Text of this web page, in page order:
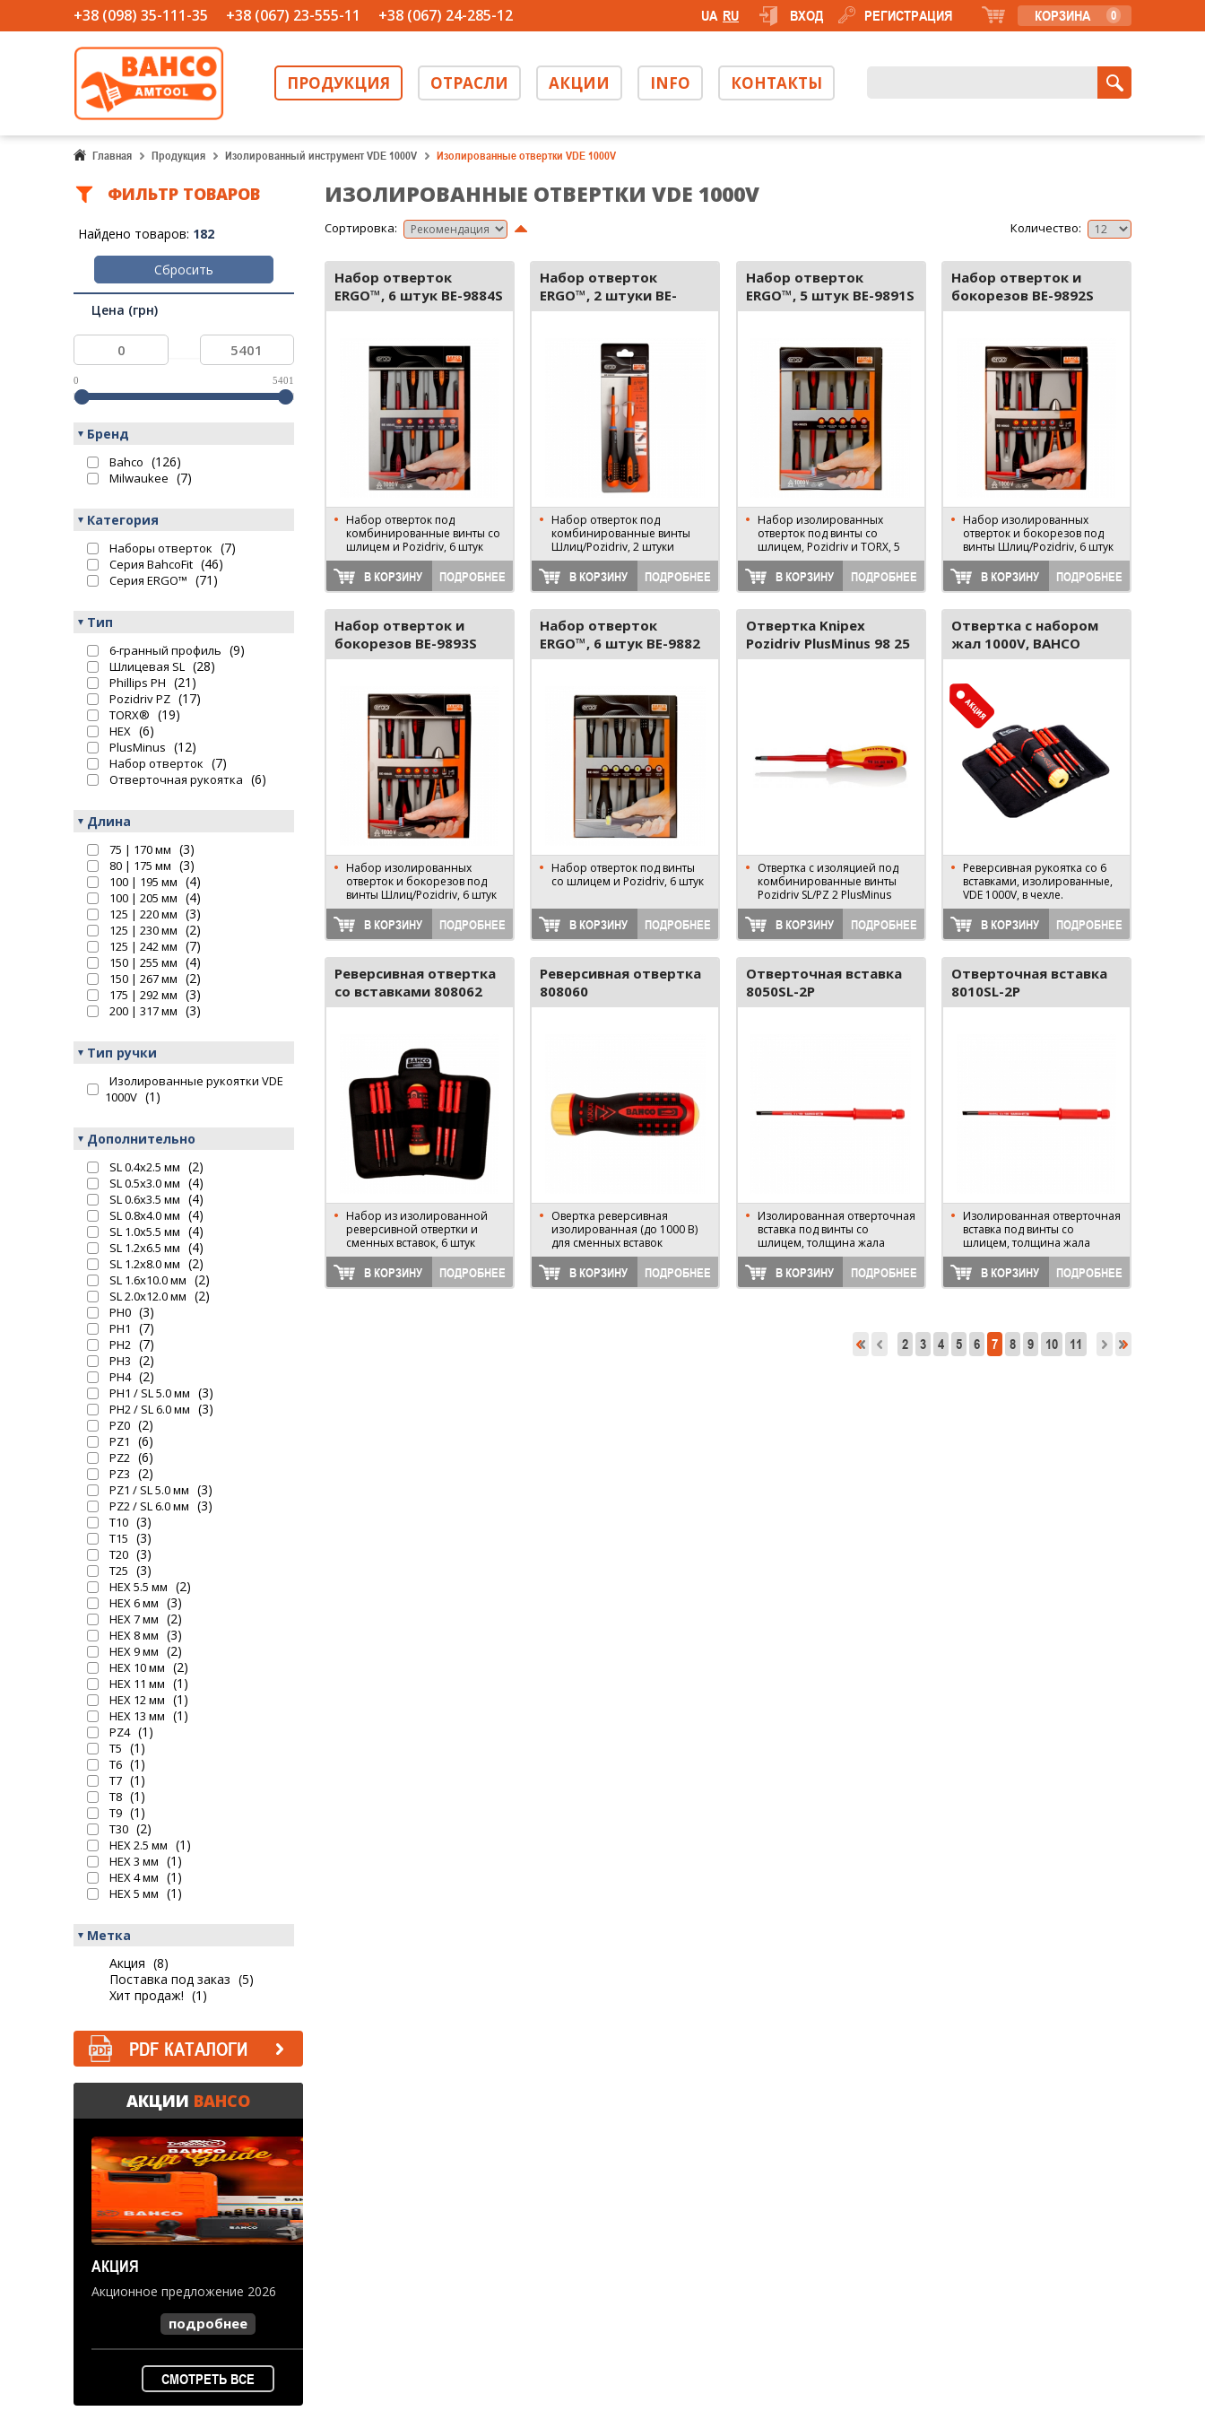
+38 (098) 35-111-35 +38 (067) 23-555-11 +38 (067) 24-285-12 КОРЗИНА 0
UA RU ВХОД РЕГИСТРАЦИЯ
ПРОДУКЦИЯ ОТРАСЛИ АКЦИИ INFO КОНТАКТЫ
Главная Продукция Изолированный инструмент VDE 1000V Изолированные отвертки VDE 1000V
ИЗОЛИРОВАННЫЕ ОТВЕРТКИ VDE 1000V
Сортировка: Количество:
Набор отверток
ERGO™, 6 штук BE-9884S
Набор отверток под
комбинированные винты cо
шлицем и Pozidriv, 6 штук
В КОРЗИНУ ПОДРОБНЕЕ
Набор отверток
ERGO™, 2 штуки BE-
9890S
Набор отверток под
комбинированные винты
Шлиц/Pozidriv, 2 штуки
В КОРЗИНУ ПОДРОБНЕЕ
Набор отверток
ERGO™, 5 штук BE-9891S
Набор изолированных
отверток под винты со
шлицем, Pozidriv и TORX, 5
шт
В КОРЗИНУ ПОДРОБНЕЕ
Набор отверток и
бокорезов BE-9892S
Набор изолированных
отверток и бокорезов под
винты Шлиц/Pozidriv, 6 штук
В КОРЗИНУ ПОДРОБНЕЕ
Набор отверток и
бокорезов BE-9893S
Набор изолированных
отверток и бокорезов под
винты Шлиц/Pozidriv, 6 штук
В КОРЗИНУ ПОДРОБНЕЕ
Набор отверток
ERGO™, 6 штук BE-9882
Набор отверток под винты
со шлицем и Pozidriv, 6 штук
В КОРЗИНУ ПОДРОБНЕЕ
Отвертка Knipex
Pozidriv PlusMinus 98 25
02 SLS
Отвертка с изоляцией под
комбинированные винты
Pozidriv SL/PZ 2 PlusMinus
В КОРЗИНУ ПОДРОБНЕЕ
Отвертка с набором
жал 1000V, BAHCO
808061
Реверсивная рукоятка со 6
вставками, изолированные,
VDE 1000V, в чехле.
В КОРЗИНУ ПОДРОБНЕЕ
Реверсивная отвертка
со вставками 808062
Набор из изолированной
реверсивной отвертки и
сменных вставок, 6 штук
В КОРЗИНУ ПОДРОБНЕЕ
Реверсивная отвертка
808060
Овертка реверсивная
изолированная (до 1000 В)
для сменных вставок
В КОРЗИНУ ПОДРОБНЕЕ
Отверточная вставка
8050SL-2P
Изолированная отверточная
вставка под винты со
шлицем, толщина жала
1,0мм
В КОРЗИНУ ПОДРОБНЕЕ
Отверточная вставка
8010SL-2P
Изолированная отверточная
вставка под винты со
шлицем, толщина жала
0,4мм
В КОРЗИНУ ПОДРОБНЕЕ
2 3 4 5 6 7 8 9 10 11
ФИЛЬТР ТОВАРОВ
Найдено товаров: 182
Сбросить
Цена (грн)
0 5401
Бренд
Bahco (126)
Milwaukee (7)
Категория
Наборы отверток (7)
Серия BahcoFit (46)
Серия ERGO™ (71)
Тип
6-гранный профиль (9)
Шлицевая SL (28)
Phillips PH (21)
Pozidriv PZ (17)
TORX® (19)
HEX (6)
PlusMinus (12)
Набор отверток (7)
Отверточная рукоятка (6)
Длина
75 | 170 мм (3)
80 | 175 мм (3)
100 | 195 мм (4)
100 | 205 мм (4)
125 | 220 мм (3)
125 | 230 мм (2)
125 | 242 мм (7)
150 | 255 мм (4)
150 | 267 мм (2)
175 | 292 мм (3)
200 | 317 мм (3)
Тип ручки
Изолированные рукоятки VDE
1000V (1)
Дополнительно
SL 0.4х2.5 мм (2)
SL 0.5х3.0 мм (4)
SL 0.6х3.5 мм (4)
SL 0.8х4.0 мм (4)
SL 1.0х5.5 мм (4)
SL 1.2х6.5 мм (4)
SL 1.2х8.0 мм (2)
SL 1.6х10.0 мм (2)
SL 2.0х12.0 мм (2)
PH0 (3)
PH1 (7)
PH2 (7)
PH3 (2)
PH4 (2)
PH1 / SL 5.0 мм (3)
PH2 / SL 6.0 мм (3)
PZ0 (2)
PZ1 (6)
PZ2 (6)
PZ3 (2)
PZ1 / SL 5.0 мм (3)
PZ2 / SL 6.0 мм (3)
T10 (3)
T15 (3)
T20 (3)
T25 (3)
HEX 5.5 мм (2)
HEX 6 мм (3)
HEX 7 мм (2)
HEX 8 мм (3)
HEX 9 мм (2)
HEX 10 мм (2)
HEX 11 мм (1)
HEX 12 мм (1)
HEX 13 мм (1)
PZ4 (1)
T5 (1)
T6 (1)
T7 (1)
T8 (1)
T9 (1)
T30 (2)
HEX 2.5 мм (1)
HEX 3 мм (1)
HEX 4 мм (1)
HEX 5 мм (1)
Метка
Акция (8)
Поставка под заказ (5)
Хит продаж! (1)
PDF КАТАЛОГИ
АКЦИИ BAHCO
АКЦИЯ
Акционное предложение 2026
подробнее
СМОТРЕТЬ ВСЕ